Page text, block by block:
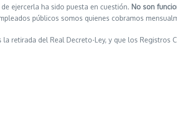
ejercerla ha sido puesta en cuestión. No son
públicos somos quienes cobramos
retirada del Real Decreto-Ley, y que los Registros